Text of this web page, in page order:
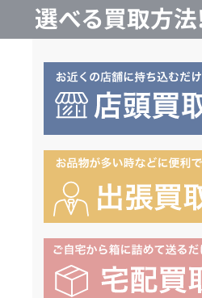
選べる買取方